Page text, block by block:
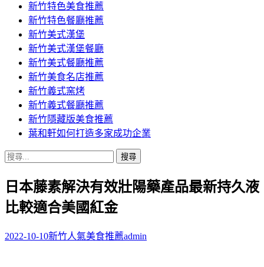
新竹特色美食推薦
新竹特色餐廳推薦
新竹美式漢堡
新竹美式漢堡餐廳
新竹美式餐廳推薦
新竹美食名店推薦
新竹義式窯烤
新竹義式餐廳推薦
新竹隱藏版美食推薦
葉和軒如何打造多家成功企業
搜
關
鍵
字:
日本藤素解決有效壯陽藥產品最新持久液
比較適合美國紅金
2022-10-10新竹人氣美食推薦admin